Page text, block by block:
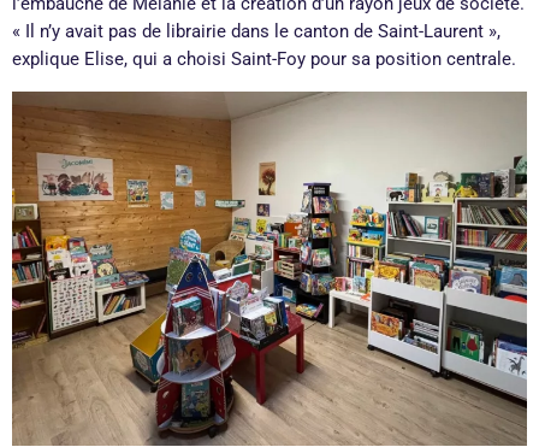
« Il n’y avait pas de librairie dans le canton de Saint-Laurent »,
explique Elise, qui a choisi Saint-Foy pour sa position centrale.